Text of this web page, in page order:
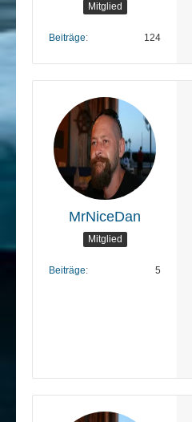
Mitglied
Beiträge 124
MrNiceDan
Mitglied
Beiträge 5